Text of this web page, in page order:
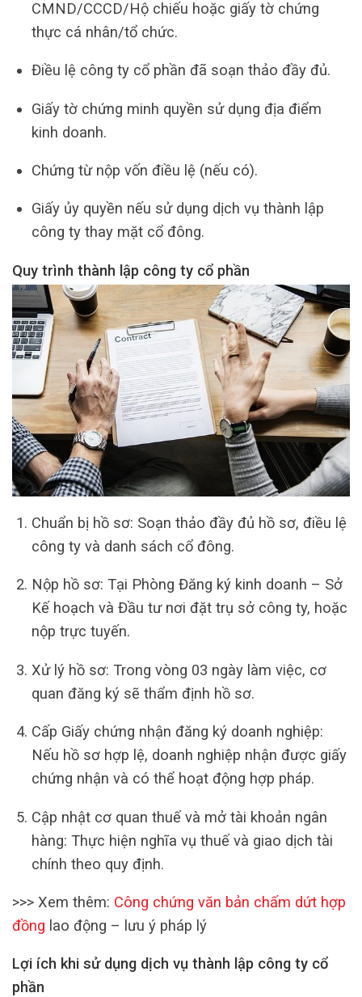
CMND/CCCD/Hộ chiếu hoặc giấy tờ chứng
thực cá nhân/tổ chức.
Điều lệ công ty cổ phần đã soạn thảo đầy đủ.
Giấy tờ chứng minh quyền sử dụng địa điểm
kinh doanh.
Chứng từ nộp vốn điều lệ (nếu có).
Giấy ủy quyền nếu sử dụng dịch vụ thành lập
công ty thay mặt cổ đông.
Quy trình thành lập công ty cổ phần
Chuẩn bị hồ sơ: Soạn thảo đầy đủ hồ sơ, điều lệ
công ty và danh sách cổ đông.
Nộp hồ sơ: Tại Phòng Đăng ký kinh doanh – Sở
Kế hoạch và Đầu tư nơi đặt trụ sở công ty, hoặc
nộp trực tuyến.
Xử lý hồ sơ: Trong vòng 03 ngày làm việc, cơ
quan đăng ký sẽ thẩm định hồ sơ.
Cấp Giấy chứng nhận đăng ký doanh nghiệp:
Nếu hồ sơ hợp lệ, doanh nghiệp nhận được giấy
chứng nhận và có thể hoạt động hợp pháp.
Cập nhật cơ quan thuế và mở tài khoản ngân
hàng: Thực hiện nghĩa vụ thuế và giao dịch tài
chính theo quy định.
>>> Xem thêm: Công chứng văn bản chấm dứt hợp
đồng lao động – lưu ý pháp lý
Lợi ích khi sử dụng dịch vụ thành lập công ty cổ
phần